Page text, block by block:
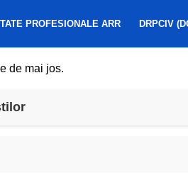
PROFESIONALE ARR DRPCIV
de mai jos.